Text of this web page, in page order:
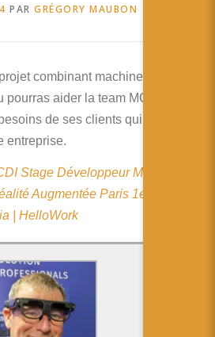
Deutsch
日本語
Español
PAR GRÉGORY MAUBON
combinant machine learning
aider la team MOBILE
de ses clients qui vont de la
entreprise.
Stage Développeur Mobile
Augmentée Paris 1er (75) –
| HelloWork